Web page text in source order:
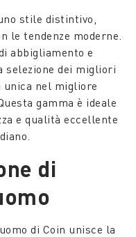
stile distintivo,
le tendenze moderne.
abbigliamento e
selezione dei migliori
unica nel migliore
gamma è ideale
e qualità eccellente
di
di Coin unisce la